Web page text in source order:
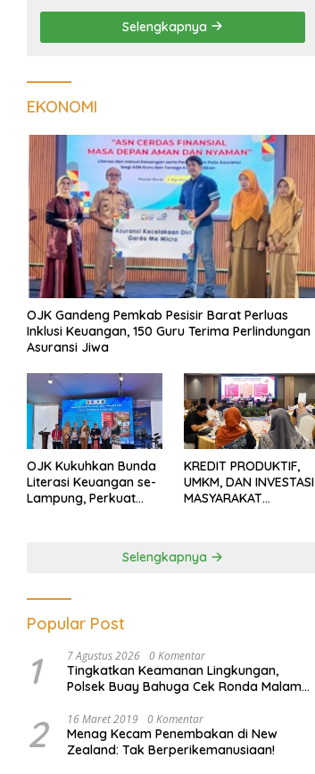
Demi Keselamatan
Pengguna Jalan
Selengkapnya
EKONOMI
OJK Gandeng Pemkab Pesisir Barat Perluas
Inklusi Keuangan, 150 Guru Terima Perlindungan
Asuransi Jiwa
OJK Kukuhkan Bunda
Literasi Keuangan se-
Lampung, Perkuat
KREDIT PRODUKTIF,
UMKM, DAN INVESTASI
MASYARAKAT
Selengkapnya
Popular Post
1 7 Agustus 2026 0 Komentar
Tingkatkan Keamanan Lingkungan,
Polsek Buay Bahuga Cek Ronda Malam
2 16 Maret 2019 0 Komentar
Menag Kecam Penembakan di New
Zealand: Tak Berperikemanusiaan!